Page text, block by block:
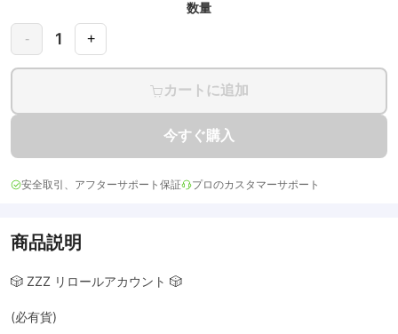
数量
- 1 +
カートに追加
今すぐ購入
安全取引、アフターサポート保証 プロのカスタマーサポート
商品説明
🎲 ZZZ リロールアカウント 🎲
(必有貨)